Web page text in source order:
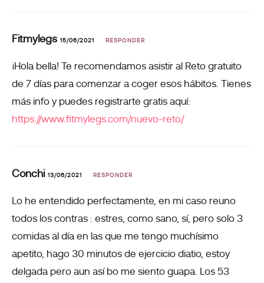
Fitmylegs 15/06/2021 RESPONDER
¡Hola bella! Te recomendamos asistir al Reto gratuito
de 7 días para comenzar a coger esos hábitos. Tienes
más info y puedes registrarte gratis aquí:
https://www.fitmylegs.com/nuevo-reto/
Conchi 13/06/2021 RESPONDER
Lo he entendido perfectamente, en mi caso reuno
todos los contras : estres, como sano, sí, pero solo 3
comidas al día en las que me tengo muchísimo
apetito, hago 30 minutos de ejercicio diatio, estoy
delgada pero aun así bo me siento guapa. Los 53